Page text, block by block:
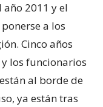
año 2011 y el
a los
Cinco años
los funcionarios
al borde de
ya están tras